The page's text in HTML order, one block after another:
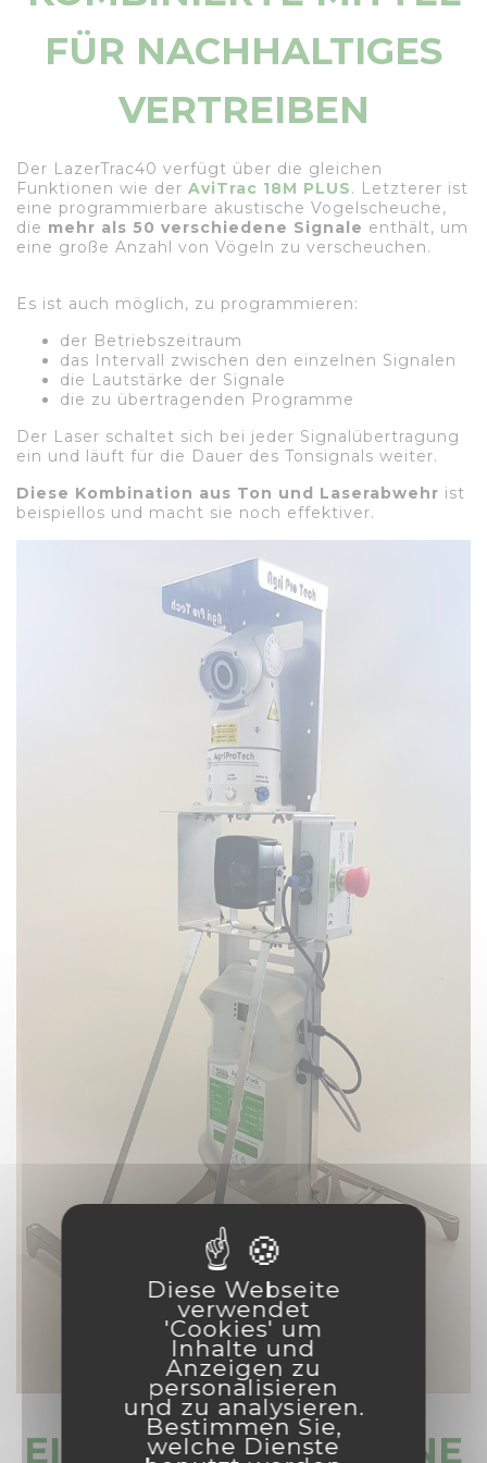
FÜR NACHHALTIGES
VERTREIBEN
Der LazerTrac40 verfügt über die gleichen
Funktionen wie der AviTrac 18M PLUS. Letzterer ist
eine programmierbare akustische Vogelscheuche,
die mehr als 50 verschiedene Signale enthält, um
eine große Anzahl von Vögeln zu verscheuchen.
Es ist auch möglich, zu programmieren:
der Betriebszeitraum
das Intervall zwischen den einzelnen Signalen
die Lautstärke der Signale
die zu übertragenden Programme
Der Laser schaltet sich bei jeder Signalübertragung
ein und läuft für die Dauer des Tonsignals weiter.
Diese Kombination aus Ton und Laserabwehr ist
beispiellos und macht sie noch effektiver.
EINE LEISE UND OHNE
Diese Webseite
verwendet
'Cookies' um
Inhalte und
Anzeigen zu
personalisieren
und zu analysieren.
Bestimmen Sie,
welche Dienste